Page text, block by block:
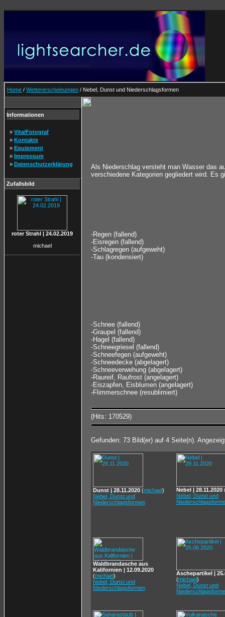
Home / Wettererscheinungen / Nebel, Dunst und Niederschlagsformen
Informationen
» Vita/Fotograf
» Kontakte
» Equipment
» Impressum
» Datenschutzerklärung
Zufallsbild
roter Strahl | 24.02.2019
michael
Als Niederschlag versteht man Wasser das
verschiedene Kategorien gegliedert wird. Es
-Regen (fallend)
-Eisregen (fallend)
-Schlagregen (aufgeweht)
-Tau (kondensiert)
-Schnee (fallend)
-Graupel (fallend)
-Hagel (fallend)
-Schneegriesel (fallend)
-Schneefegen (aufgeweht)
-Schneedecke (abgelagert)
-Schneeverwehung (abgelagert)
-Raureif, Raufrost (angelagert)
-Eiszapfen, Eisblumen (angelagert)
-Flimmerschnee (resublimiert)
(Hits: 170529)
Gefunden: 73 Bild(er) auf 4 Seite(n).
Dunst | 28.11.2020 (michael)
Nebel, Dunst und
Niederschlagsformen
Nebel | 28.11.2020
Nebel, Dunst und
Waldbrandasche aus
Kalifornien | 12.09.2020
(michael)
Nebel, Dunst und
Niederschlagsformen
Aschepartikel |
(michael)
Nebel, Dunst und